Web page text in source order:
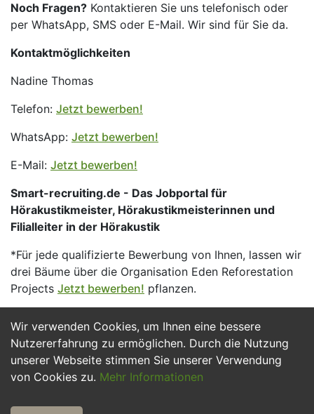
Wir verwenden Cookies, um Ihnen eine bessere
Nutzererfahrung zu ermöglichen. Durch die Nutzung
unserer Webseite stimmen Sie unserer Verwendung
von Cookies zu. Mehr Informationen
Noch Fragen? Kontaktieren Sie uns telefonisch oder
per WhatsApp, SMS oder E-Mail. Wir sind für Sie da.
Kontaktmöglichkeiten
Nadine Thomas
Telefon: Jetzt bewerben!
WhatsApp: Jetzt bewerben!
E-Mail: Jetzt bewerben!
Smart-recruiting.de - Das Jobportal für
Hörakustikmeister, Hörakustikmeisterinnen und
Filialleiter in der Hörakustik
*Für jede qualifizierte Bewerbung von Ihnen, lassen wir
drei Bäume über die Organisation Eden Reforestation
Projects Jetzt bewerben! pflanzen.
Jetzt Bewerben